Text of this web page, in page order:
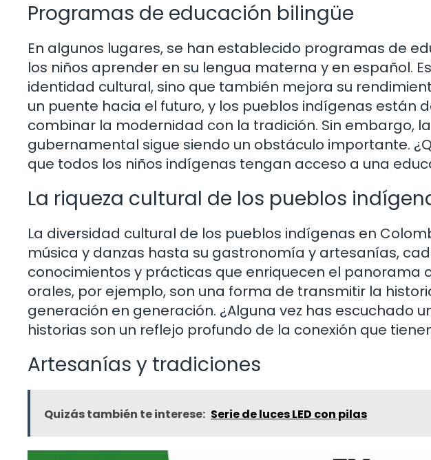
Programas de educación bilingüe
En algunos lugares, se han establecido programas de
los niños aprender en su lengua materna y en español.
identidad cultural, sino que también mejora su
un puente hacia el futuro, y los pueblos indígenas están
combinar la modernidad con la tradición. Sin embargo,
gubernamental sigue siendo un obstáculo importante.
que todos los niños indígenas tengan acceso a una
La riqueza cultural de los pueblos
La diversidad cultural de los pueblos indígenas en
música y danzas hasta su gastronomía y artesanías,
conocimientos y prácticas que enriquecen el panorama
orales, por ejemplo, son una forma de transmitir la
generación en generación. ¿Alguna vez has escuchado
historias son un reflejo profundo de la conexión que
Artesanías y tradiciones
Quizás también te interese: Serie de luces LED con pilas